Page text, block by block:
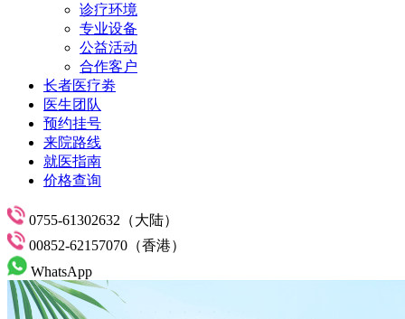
诊疗环境
专业设备
公益活动
合作客户
长者医疗劵
医生团队
预约挂号
来院路线
就医指南
价格查询
0755-61302632（大陆）
00852-62157070（香港）
WhatsApp